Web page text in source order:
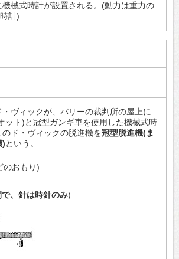
機械式時計が設置される。(動力は重力の
計)
ヴィックが、バリーの裁判所の屋上に
ット)と冠型ガンギ車を使用した機械式時
ド・ヴィックの脱進機を冠型脱進機(ま
)という。
のおもり)
で、針は時針のみ)